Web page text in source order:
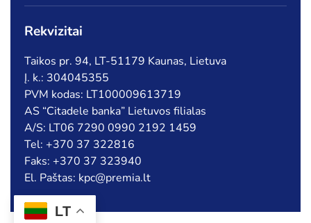
Rekvizitai
Taikos pr. 94, LT-51179 Kaunas, Lietuva
Į. k.: 304045355
PVM kodas: LT100009613719
AS “Citadele banka” Lietuvos filialas
A/S: LT06 7290 0990 2192 1459
Tel: +370 37 322816
Faks: +370 37 323940
El. Paštas: kpc@premia.lt
LT